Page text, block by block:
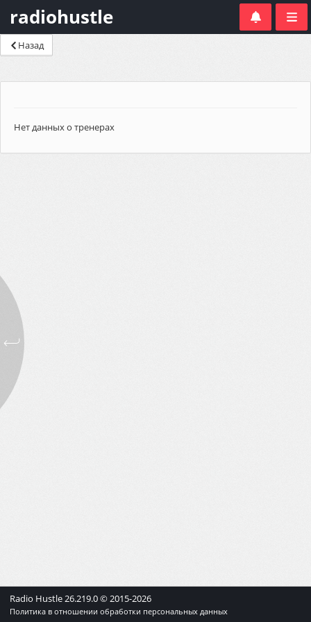
radiohustle
Назад
Нет данных о тренерах
Radio Hustle26.219.0© 2015-2026
Политика в отношении обработки персональных данных